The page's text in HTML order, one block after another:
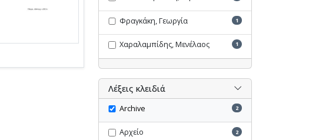
Φραγκάκη, Γεωργία 1
Χαραλαμπίδης, Μενέλαος 1
Λέξεις κλειδιά
Archive 2
Αρχείο 2